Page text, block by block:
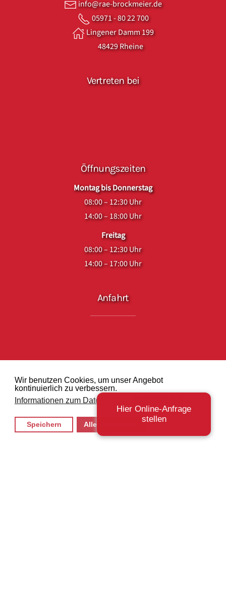
Wir benutzen Cookies, um unser Angebot
kontinuierlich zu verbessern.
Informationen zum Datenschutz
Speichern Alle akzeptieren
info@rae-brockmeier.de
05971 - 80 22 700
Lingener Damm 199
48429 Rheine
Vertreten bei
Öffnungszeiten
Montag bis Donnerstag
08:00 – 12:30 Uhr
14:00 – 18:00 Uhr
Freitag
08:00 – 12:30 Uhr
14:00 – 17:00 Uhr
Anfahrt
Hier Online-Anfrage
stellen